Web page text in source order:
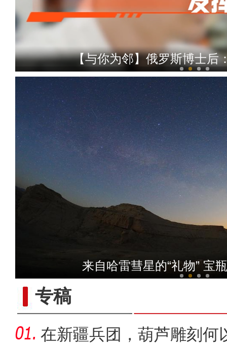
【与你为邻】俄罗斯博士后
【与你为邻】新疆水
来自哈雷彗星的“礼物” 宝
专稿
在新疆兵团，葫芦雕刻何